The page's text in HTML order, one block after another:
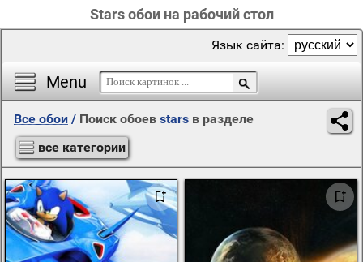
Stars обои на рабочий стол
Menu
Язык сайта:
Все обои / Поиск обоев stars в разделе
все категории